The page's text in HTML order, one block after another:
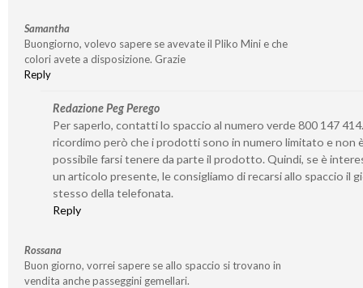
Samantha
Buongiorno, volevo sapere se avevate il Pliko Mini e che
colori avete a disposizione. Grazie
Reply
Redazione Peg Perego
Per saperlo, contatti lo spaccio al numero verde 800 147
ricordimo però che i prodotti sono in numero limitato e non
possibile farsi tenere da parte il prodotto. Quindi, se è
un articolo presente, le consigliamo di recarsi allo spaccio il
stesso della telefonata.
Reply
Rossana
Buon giorno, vorrei sapere se allo spaccio si trovano in
vendita anche passeggini gemellari.